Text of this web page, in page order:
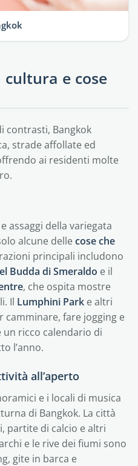
e cose
contrasti, Bangkok
strade affollate ed
ai residenti molte
assaggi della variegata
alcune dellecose che
principali includono
Budda di Smeraldo e il
, che ospita mostre
Il Lumphini Park e altri
camminare, fare jogging e
un ricco calendario di
l’anno.
all’aperto
e i locali di musica
di Bangkok. La città
partite di calcio e altri
e le rive dei fiumi sono
gite in barca e